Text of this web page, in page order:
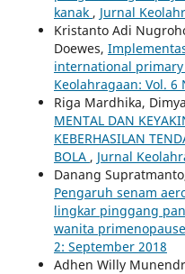
kanak , Jurnal
Kristanto Adi
Doewes,
international
Keolahragaan: Vol. 6
Riga Mardhika,
MENTAL DAN
KEBERHASILAN
BOLA , Jurnal
Danang
Pengaruh senam
lingkar pinggang
wanita primenopause
2: September 2018
Adhen Willy